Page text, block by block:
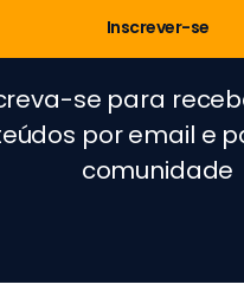
Inscrever-se
se para
por email e
comunidade